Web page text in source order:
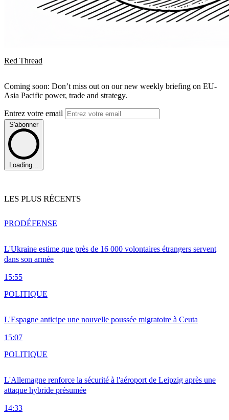
Red Thread
Coming soon: Don’t miss out on our new weekly briefing on EU-
Asia Pacific power, trade and strategy.
Entrez votre email
S'abonner
Loading...
LES PLUS RÉCENTS
L'Ukraine estime que près de 16 000 volontaires étrangers servent
dans son armée
15:55
PRODÉFENSE
L'Espagne anticipe une nouvelle poussée migratoire à Ceuta
15:07
POLITIQUE
L'Allemagne renforce la sécurité à l'aéroport de Leipzig après une
attaque hybride présumée
14:33
POLITIQUE